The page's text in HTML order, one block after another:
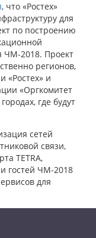
, что «Ростех»
для
по построению
ЧМ-2018. Проект
регионов,
«Ростех» и
«Оргкомитет
где будут
сетей
связи,
TETRA,
гостей ЧМ-2018
для